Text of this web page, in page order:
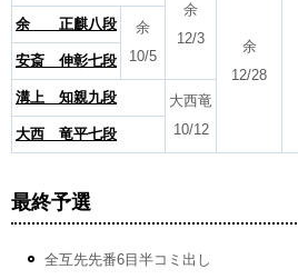
余
12/3
余
12/28
余 正麒八段
余
10/5
安斎 伸彰七段
溝上 知親九段
大西竜
10/12
大西 竜平七段
最終予選
全互先先番6目半コミ出し